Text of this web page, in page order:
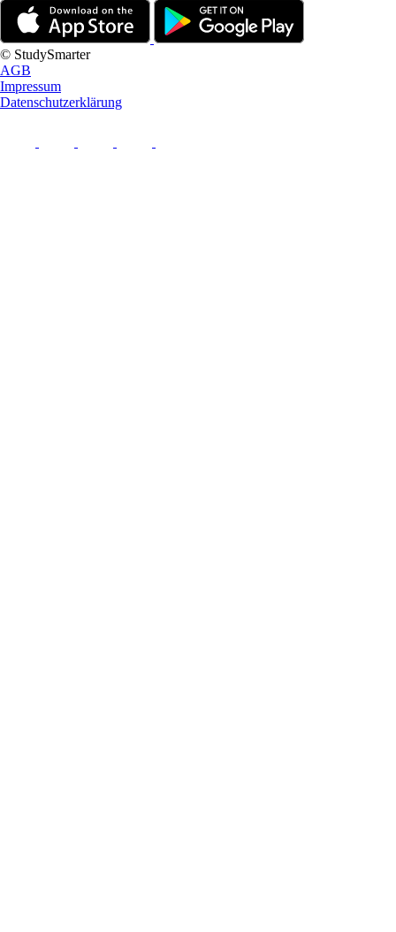
© StudySmarter
AGB
Impressum
Datenschutzerklärung